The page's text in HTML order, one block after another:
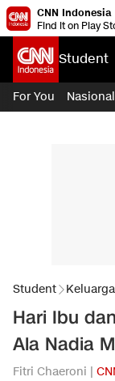
CNN Indonesia
Find it on Play
Student
For You Nasional
Student Keluarga
Hari Ibu
Ala Nadia
Fitri Chaeroni |